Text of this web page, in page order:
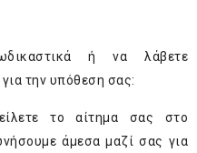
ή να λάβετε
την υπόθεση σας:
το αίτημα σας στο
άμεσα μαζί σας για